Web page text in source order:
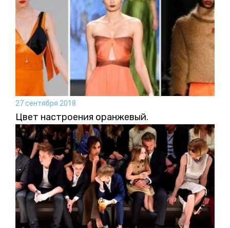
27 сентября 2018
Цвет настроения оранжевый.